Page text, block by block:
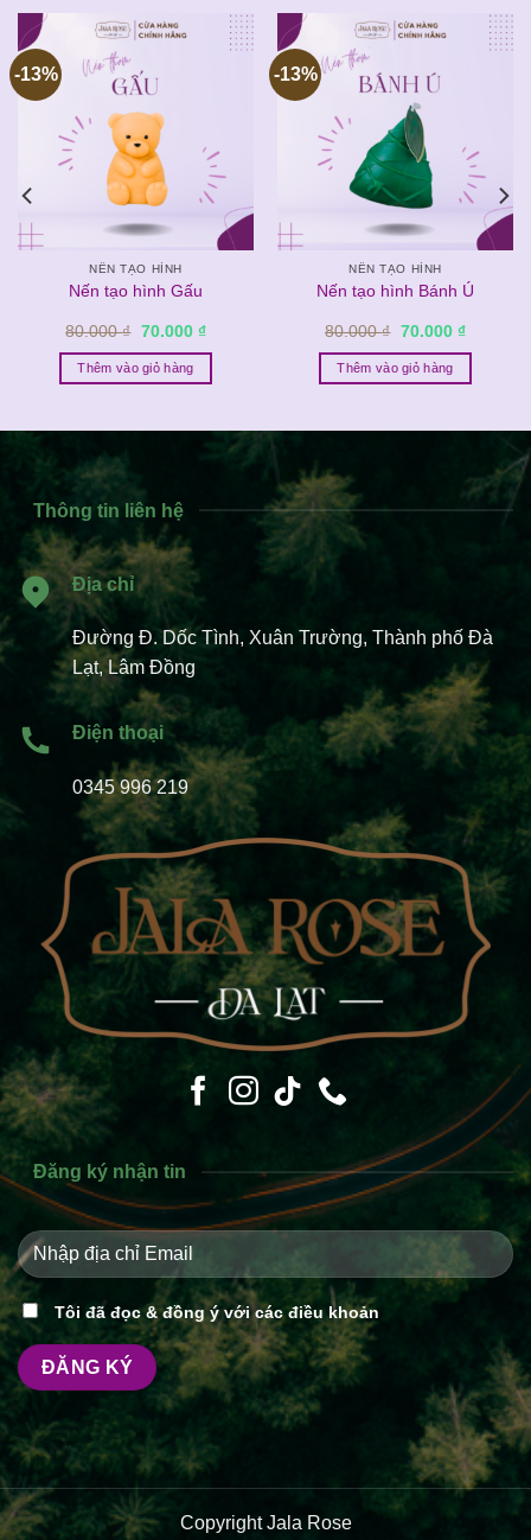
-13%
NẾN TẠO HÌNH
Nến tạo hình Gấu
80.000₫ Giá
là:
80.000 ₫.
70.000 ₫Giá
Thêm vào giỏ hàng
-13%
NẾN TẠO HÌNH
Nến tạo hình Bánh Ú
80.000₫ Giá
là:
80.000 ₫.
70.000 ₫Giá
Thêm vào giỏ hàng
Thông tin liên hệ
Địa chỉ
Đường Đ. Dốc Tình, Xuân Trường, Thành phố Đà
Lạt, Lâm Đồng
Điện thoại
0345 996 219
Đăng ký nhận tin
Tôi đã đọc & đồng ý với các điều khoản
Copyright Jala Rose